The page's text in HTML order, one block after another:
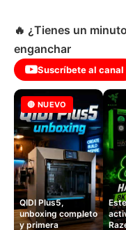
🔥 ¿Tienes un
enganchar
Suscríbete al canal
🔴 NUEVO
QIDI Plus5,
unboxing completo
y primera